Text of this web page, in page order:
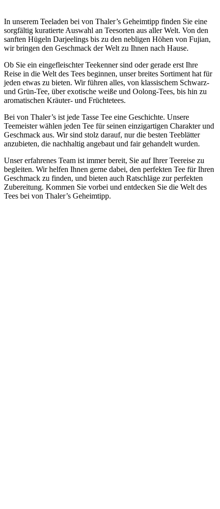
In unserem Teeladen bei von Thaler’s Geheimtipp finden Sie eine
sorgfältig kuratierte Auswahl an Teesorten aus aller Welt. Von den
sanften Hügeln Darjeelings bis zu den nebligen Höhen von Fujian,
wir bringen den Geschmack der Welt zu Ihnen nach Hause.
Ob Sie ein eingefleischter Teekenner sind oder gerade erst Ihre
Reise in die Welt des Tees beginnen, unser breites Sortiment hat für
jeden etwas zu bieten. Wir führen alles, von klassischem Schwarz-
und Grün-Tee, über exotische weiße und Oolong-Tees, bis hin zu
aromatischen Kräuter- und Früchtetees.
Bei von Thaler’s ist jede Tasse Tee eine Geschichte. Unsere
Teemeister wählen jeden Tee für seinen einzigartigen Charakter und
Geschmack aus. Wir sind stolz darauf, nur die besten Teeblätter
anzubieten, die nachhaltig angebaut und fair gehandelt wurden.
Unser erfahrenes Team ist immer bereit, Sie auf Ihrer Teereise zu
begleiten. Wir helfen Ihnen gerne dabei, den perfekten Tee für Ihren
Geschmack zu finden, und bieten auch Ratschläge zur perfekten
Zubereitung. Kommen Sie vorbei und entdecken Sie die Welt des
Tees bei von Thaler’s Geheimtipp.